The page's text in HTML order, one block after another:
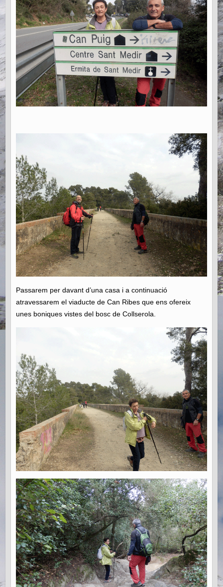
Passarem per davant d’una casa i a continuació
atravessarem el viaducte de Can Ribes que ens ofereix
unes boniques vistes del bosc de Collserola.